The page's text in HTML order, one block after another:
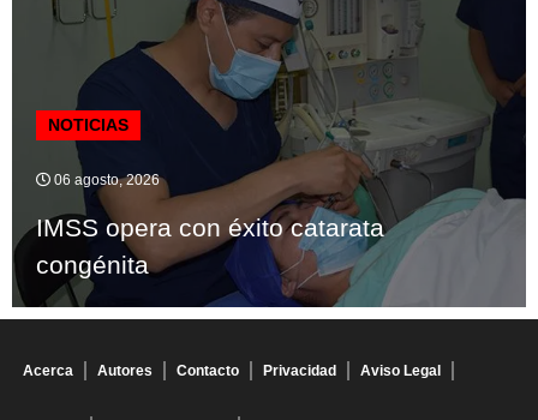
NOTICIAS
06 agosto, 2026
IMSS opera con éxito catarata
congénita
Acerca Autores Contacto Privacidad Aviso Legal